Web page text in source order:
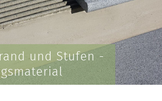
und Stufen -